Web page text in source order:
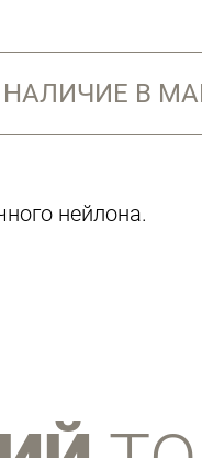
НАЛИЧИЕ В
нейлона.